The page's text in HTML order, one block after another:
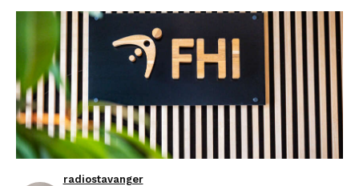
radiostavanger